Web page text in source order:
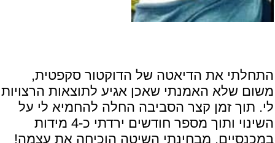
התחלתי את הדיאטה של הדוקטור סקפטית,
משום שלא האמנתי שאכן אגיע לתוצאות הרצויות
לי. תוך זמן קצר הסביבה החלה להחמיא לי על
השינוי ותוך מספר חודשים ירדתי כ-4 מידות
במכנסיים. מבחינתי השיטה הוכיחה את עצמה!